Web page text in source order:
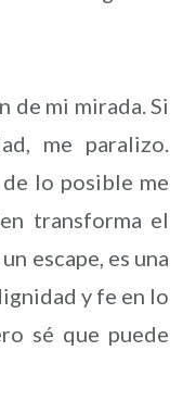
de mi mirada. Si
me paralizo.
lo posible me
transforma el
escape, es una
y fe en lo
sé que puede